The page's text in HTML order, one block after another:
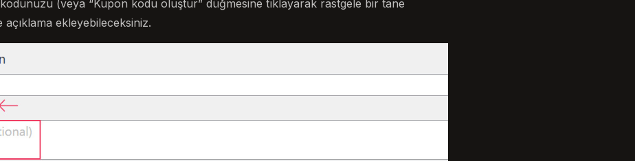
(veya “Kupon kodu oluştur” düğmesine tıklayarak rastgele bir tane
ekleyebileceksiniz.